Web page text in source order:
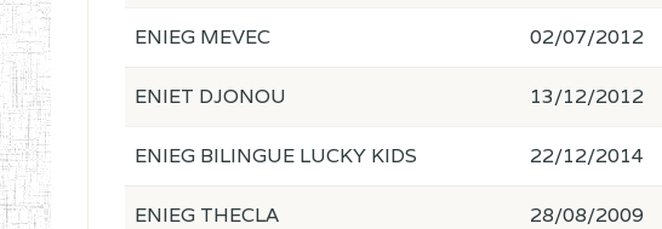
ENIEG MEVEC 02/07/2012
ENIET DJONOU 13/12/2012
ENIEG BILINGUE LUCKY KIDS 22/12/2014
ENIEG THECLA 28/08/2009